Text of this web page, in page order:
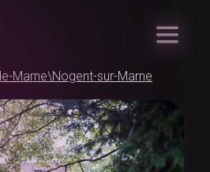
Marne\Nogent-sur-Marne